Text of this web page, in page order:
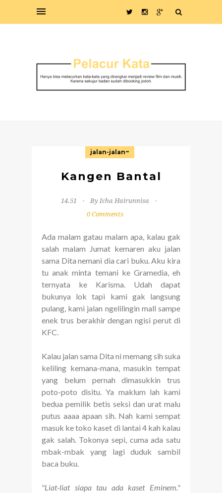
jalan-jalan~
Kangen Bantal
14.51
By Icha Hairunnisa
0 Comments
Ada malam gatau malam apa, kalau gak
salah malam Jumat kemaren aku jalan
sama Dita nemani dia cari buku. Aku kira
tu anak minta temani ke Gramedia, eh
ternyata ke Karisma. Udah dapat
bukunya lok tapi kami gak langsung
pulang, kami jalan ngelilingin mall sampe
enek trus berakhir dengan ngisi perut di
KFC.
Kalau jalan sama Dita ni memang sih suka
keliling kemana-mana, masukin tempat
yang belum pernah dimasukkin trus
poto-poto disitu. Ya maklum lah kami
bedua pemilik betis seksi dan urat malu
putus aaaa apaan sih. Nah kami sempat
masuk ke toko kaset di lantai 4 kah kalau
gak salah. Tokonya sepi, cuma ada satu
mbak-mbak yang lagi duduk sambil
baca buku.
"Liat-liat siapa tau ada kaset Eminem."